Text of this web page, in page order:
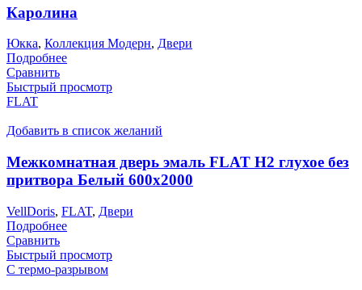
Каролина
Юкка, Коллекция Модерн, Двери
Подробнее
Сравнить
Быстрый просмотр
FLAT
Добавить в список желаний
Межкомнатная дверь эмаль FLAT H2 глухое без
притвора Белый 600х2000
VellDoris, FLAT, Двери
Подробнее
Сравнить
Быстрый просмотр
С термо-разрывом